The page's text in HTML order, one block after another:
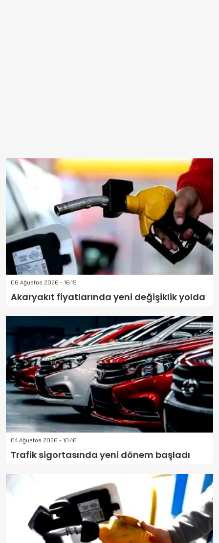
06 Ağustos 2026 - 16:15
Akaryakıt fiyatlarında yeni değişiklik yolda
04 Ağustos 2026 - 10:46
Trafik sigortasında yeni dönem başladı